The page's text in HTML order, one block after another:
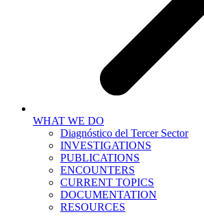
WHAT WE DO
Diagnóstico del Tercer Sector
INVESTIGATIONS
PUBLICATIONS
ENCOUNTERS
CURRENT TOPICS
DOCUMENTATION
RESOURCES